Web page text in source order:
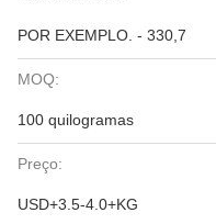
POR EXEMPLO. - 330,7
MOQ:
100 quilogramas
Preço:
USD+3.5-4.0+KG